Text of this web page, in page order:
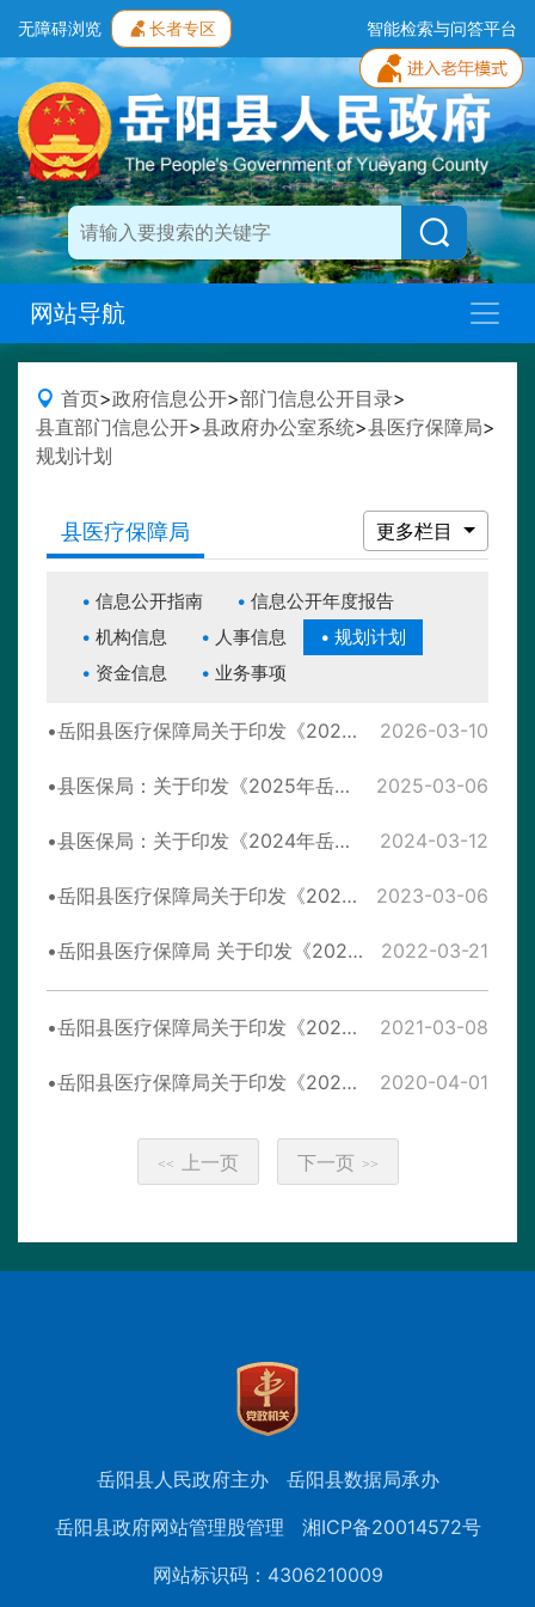
无障碍浏览 长者专区 智能检索与问答平台
网站导航
首页>政府信息公开>部门信息公开目录>
县直部门信息公开>县政府办公室系统>县医疗保障局>
规划计划
县医疗保障局 更多栏目
信息公开指南
信息公开年度报告
机构信息
人事信息
规划计划
资金信息
业务事项
岳阳县医疗保障局关于印发《2026年岳阳县医疗保障工作要点》的通知 2026-03-10
县医保局：关于印发《2025年岳阳县医疗保障工作要点》的通知 2025-03-06
县医保局：关于印发《2024年岳阳县医疗保障工作要点》的通知 2024-03-12
岳阳县医疗保障局关于印发《2023年岳阳县医疗保障工作要点》的通知 2023-03-06
岳阳县医疗保障局 关于印发《2022年岳阳县医疗保障工作要点》的通知 2022-03-21
岳阳县医疗保障局关于印发《2021年岳阳县医疗保障工作要点》的通知 2021-03-08
岳阳县医疗保障局关于印发《2020年岳阳县医疗保障工作要点》的通知 2020-04-01
<< 上一页 下一页 >>
岳阳县人民政府主办
岳阳县数据局承办
岳阳县政府网站管理股管理
湘ICP备20014572号
网站标识码：4306210009